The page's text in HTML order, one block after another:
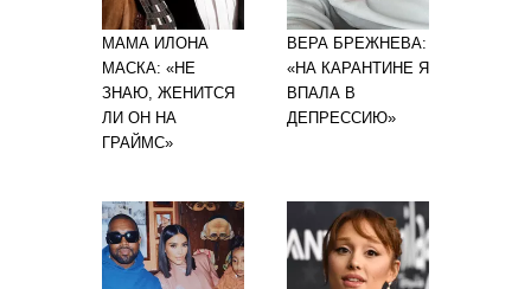
МАМА ИЛОНА
МАСКА: «НЕ
ЗНАЮ, ЖЕНИТСЯ
ЛИ ОН НА
ГРАЙМС»
ВЕРА БРЕЖНЕВА:
«НА КАРАНТИНЕ Я
ВПАЛА В
ДЕПРЕССИЮ»